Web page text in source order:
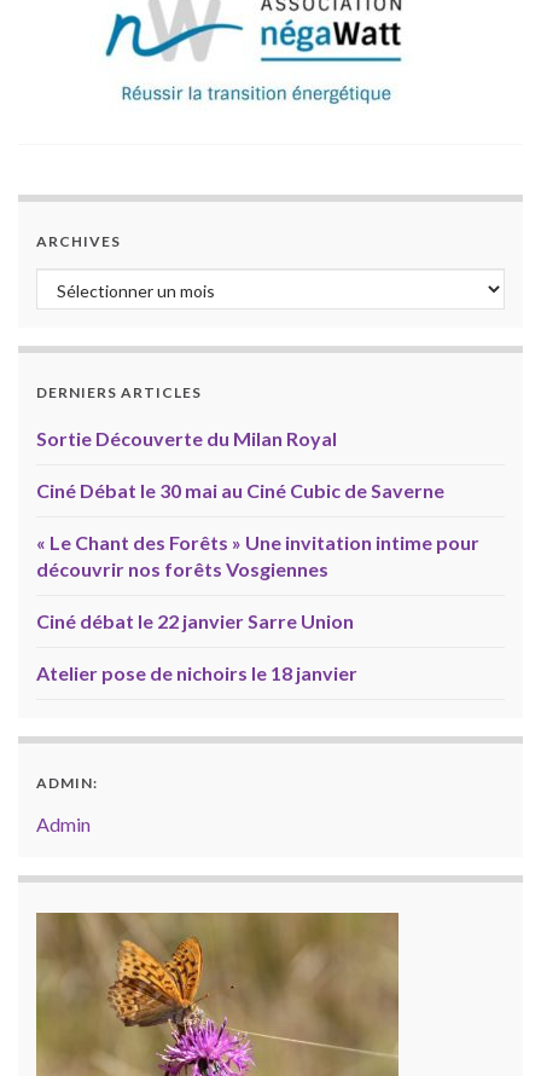
ARCHIVES
Archives
DERNIERS ARTICLES
Sortie Découverte du Milan Royal
Ciné Débat le 30 mai au Ciné Cubic de Saverne
« Le Chant des Forêts » Une invitation intime pour
découvrir nos forêts Vosgiennes
Ciné débat le 22 janvier Sarre Union
Atelier pose de nichoirs le 18 janvier
ADMIN:
Admin